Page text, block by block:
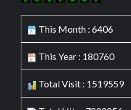
This Month : 6406
This Year : 180760
Total Visit : 1519559